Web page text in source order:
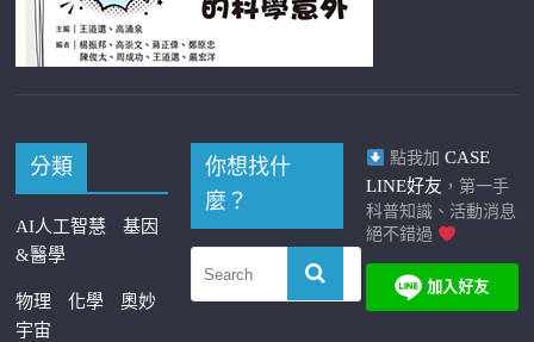
分類
AI人工智慧
基因
&醫學
物理 化學
奧妙
宇宙
你想找什
麼？
點我加 CASE
LINE好友 ，第一手
科普知識、活動消息
絕不錯過